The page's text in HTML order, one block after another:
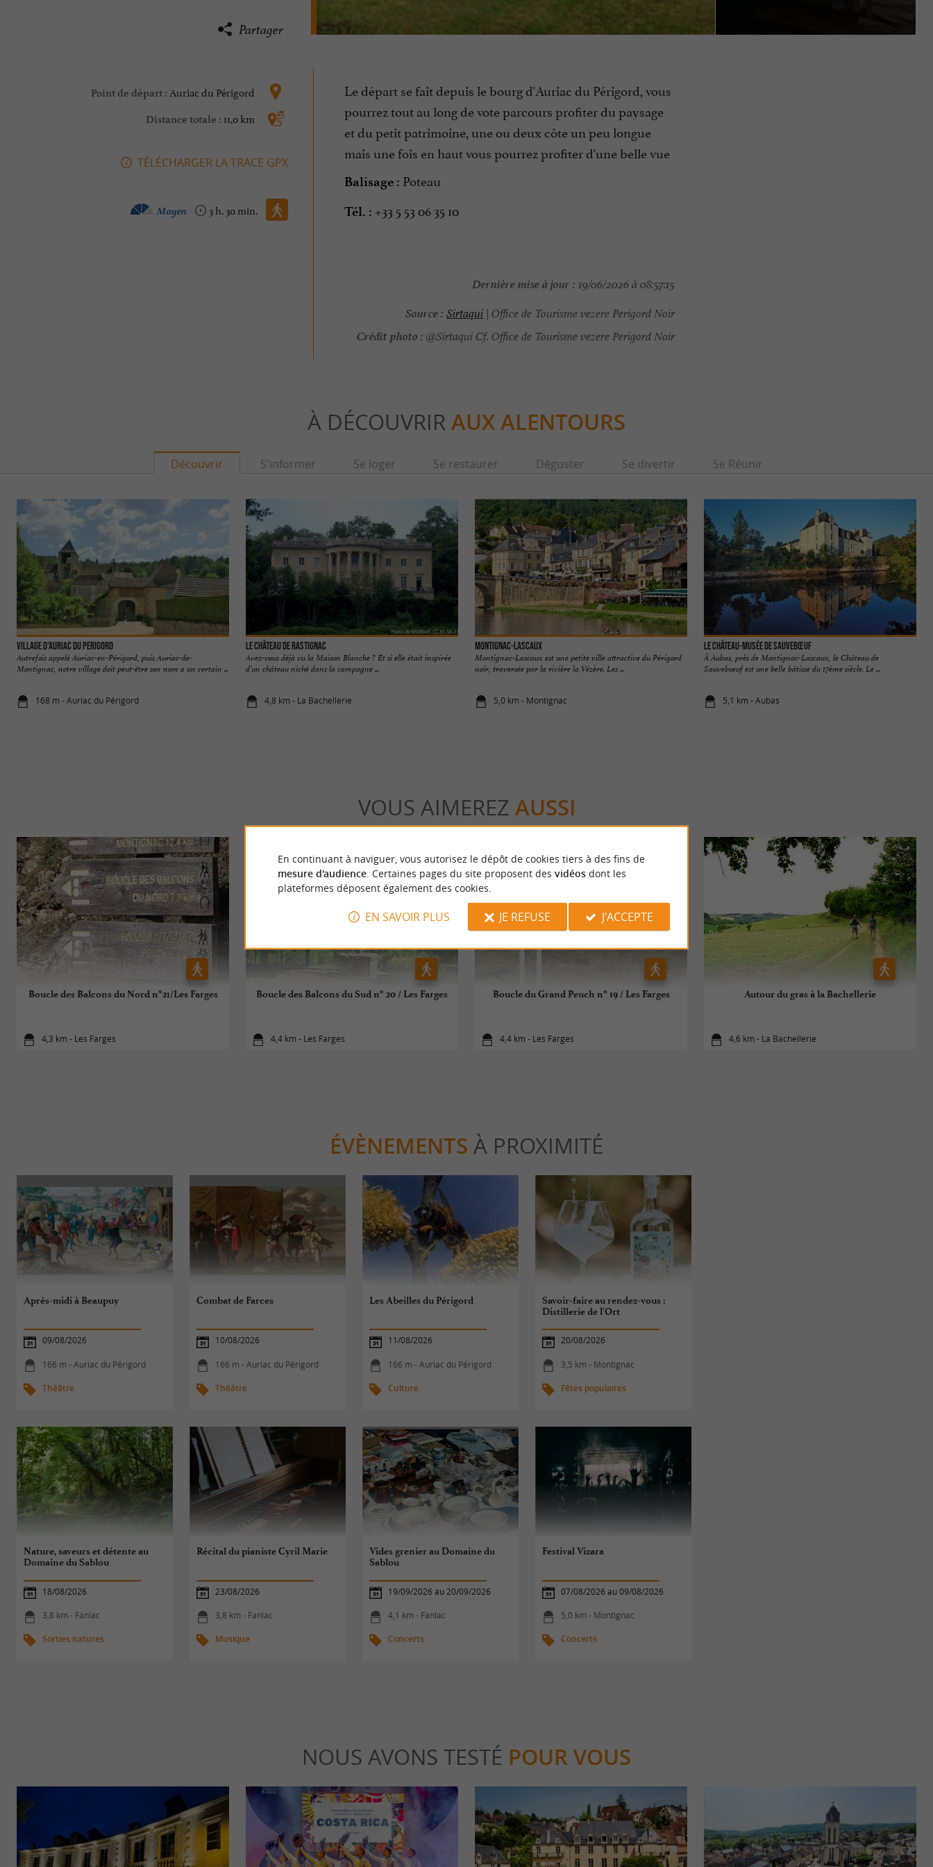
Partager
Point de départ : Auriac du Périgord
Distance totale : 11,0 km
TÉLÉCHARGER LA TRACE GPX
Marche à pied :
3 h. 30 min.
Moyen
Le départ se fait depuis le bourg d'Auriac du Périgord, vous
pourrez tout au long de vote parcours profiter du paysage
et du petit patrimoine, une ou deux côte un peu longue
mais une fois en haut vous pourrez profiter d'une belle vue
Balisage : Poteau
Tél. : +33 5 53 06 35 10
Dernière mise à jour : 19/06/2026 à 08:57:15
Source : Sirtaqui| Office de Tourisme vezere Perigord Noir
Crédit photo : @Sirtaqui Cf. Office de Tourisme vezere Perigord Noir
À DÉCOUVRIR AUX ALENTOURS
Découvrir S'informer Se loger Se restaurer Déguster Se divertir Se Réunir
VILLAGE D'AURIAC DU PERIGORD
Autrefois appelé Auriac-en-Périgord, puis Auriac-de-
Montignac, notre village doit peut-être son nom a un certain ...
168 m - Auriac du Périgord
Le Château de Rastignac
Avez-vous déjà vu la Maison Blanche ? Et si elle était inspirée
d’un château niché dans la campagne ...
4,8 km - La Bachellerie
Montignac-Lascaux
Montignac-Lascaux est une petite ville attractive du Périgord
noir, traversée par la rivière la Vézère. Les ...
5,0 km - Montignac
Le Château-Musée de Sauvebœuf
À Aubas, près de Montignac-Lascaux, le Château de
Sauveboeuf est une belle bâtisse du 17ème siècle. Le ...
5,1 km - Aubas
VOUS AIMEREZ AUSSI
Boucle des Balcons du Nord n°21/Les Farges
4,3 km - Les Farges
Boucle des Balcons du Sud n° 20 / Les Farges
4,4 km - Les Farges
Boucle du Grand Peuch n° 19 / Les Farges
4,4 km - Les Farges
Autour du gras à la Bachellerie
4,6 km - La Bachellerie
ÉVÈNEMENTS À PROXIMITÉ
Après-midi à Beaupuy
09/08/2026
166 m - Auriac du Périgord
Théâtre
Combat de Farces
10/08/2026
166 m - Auriac du Périgord
Théâtre
Les Abeilles du Périgord
11/08/2026
166 m - Auriac du Périgord
Culture
Savoir-faire au rendez-vous :
Distillerie de l'Ort
20/08/2026
3,5 km - Montignac
Fêtes populaires
Nature, saveurs et détente au
Domaine du Sablou
18/08/2026
3,8 km - Fanlac
Sorties natures
Récital du pianiste Cyril Marie
23/08/2026
3,8 km - Fanlac
Musique
Vides grenier au Domaine du
Sablou
19/09/2026 au 20/09/2026
4,1 km - Fanlac
Concerts
Festival Vizara
07/08/2026 au 09/08/2026
5,0 km - Montignac
Concerts
NOUS AVONS TESTÉ POUR VOUS
En continuant à naviguer, vous autorisez le dépôt de cookies tiers à des fins de
mesure d'audience. Certaines pages du site proposent des vidéosdont les
plateformes déposent également des cookies.
EN SAVOIR PLUS JE REFUSE J'ACCEPTE